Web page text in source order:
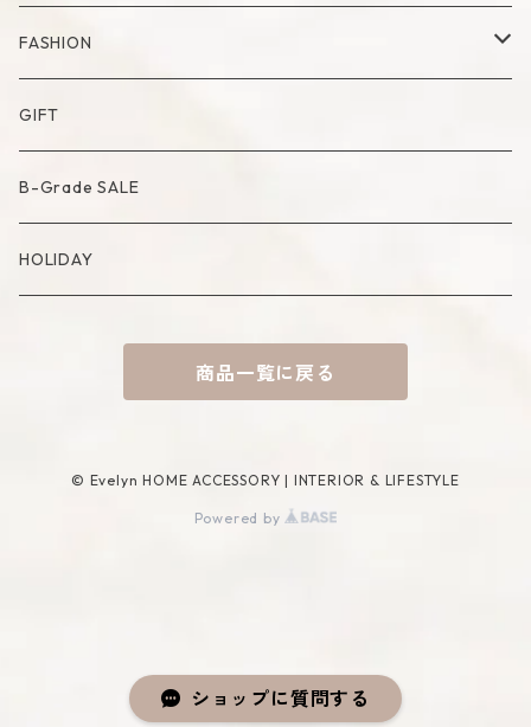
ショップに質問する
Bowl
Cutlery
Compote・Cake Stand
Placemat
Artificial Flower
Artificial Bouquet
Candle
Candle Accessory
Basket
Incense Accessory
Accessory Case
Lamp
Object
Mirror
Towel
Mat
FASHION
Bag
Socks
GIFT
B-Grade SALE
HOLIDAY
商品一覧に戻る
© Evelyn HOME ACCESSORY | INTERIOR & LIFESTYLE
Powered by